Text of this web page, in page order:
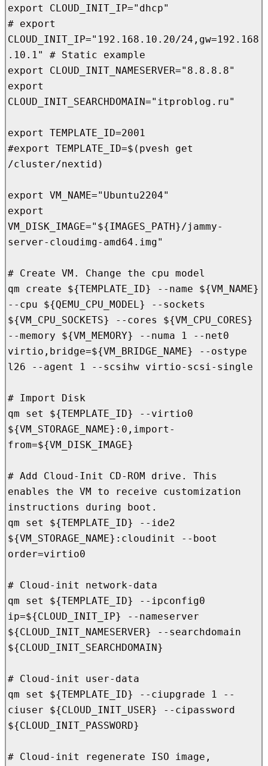
export CLOUD_INIT_IP="dhcp"
# export
CLOUD_INIT_IP="192.168.10.20/24,gw=192.168
.10.1" # Static example
export CLOUD_INIT_NAMESERVER="8.8.8.8"
export
CLOUD_INIT_SEARCHDOMAIN="itproblog.ru"
export TEMPLATE_ID=2001
#export TEMPLATE_ID=$(pvesh get
/cluster/nextid)
export VM_NAME="Ubuntu2204"
export
VM_DISK_IMAGE="${IMAGES_PATH}/jammy-
server-cloudimg-amd64.img"
# Create VM. Change the cpu model
qm create ${TEMPLATE_ID} --name ${VM_NAME}
--cpu ${QEMU_CPU_MODEL} --sockets
${VM_CPU_SOCKETS} --cores ${VM_CPU_CORES}
--memory ${VM_MEMORY} --numa 1 --net0
virtio,bridge=${VM_BRIDGE_NAME} --ostype
l26 --agent 1 --scsihw virtio-scsi-single
# Import Disk
qm set ${TEMPLATE_ID} --virtio0
${VM_STORAGE_NAME}:0,import-
from=${VM_DISK_IMAGE}
# Add Cloud-Init CD-ROM drive. This
enables the VM to receive customization
instructions during boot.
qm set ${TEMPLATE_ID} --ide2
${VM_STORAGE_NAME}:cloudinit --boot
order=virtio0
# Cloud-init network-data
qm set ${TEMPLATE_ID} --ipconfig0
ip=${CLOUD_INIT_IP} --nameserver
${CLOUD_INIT_NAMESERVER} --searchdomain
${CLOUD_INIT_SEARCHDOMAIN}
# Cloud-init user-data
qm set ${TEMPLATE_ID} --ciupgrade 1 --
ciuser ${CLOUD_INIT_USER} --cipassword
${CLOUD_INIT_PASSWORD}
# Cloud-init regenerate ISO image,